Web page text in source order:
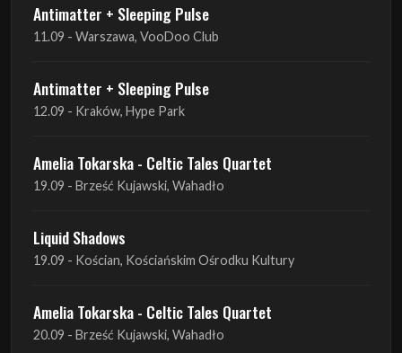
Antimatter + Sleeping Pulse
11.09 - Warszawa, VooDoo Club
Antimatter + Sleeping Pulse
12.09 - Kraków, Hype Park
Amelia Tokarska - Celtic Tales Quartet
19.09 - Brześć Kujawski, Wahadło
Liquid Shadows
19.09 - Kościan, Kościańskim Ośrodku Kultury
Amelia Tokarska - Celtic Tales Quartet
20.09 - Brześć Kujawski, Wahadło